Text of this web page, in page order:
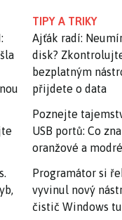
TIPY A TRIKY
Ajťák radí:
disk?
bezplatným
přijdete o data
Poznejte
USB portů: Co
oranžové a
Programátor si
vyvinul nový
čistič Windows